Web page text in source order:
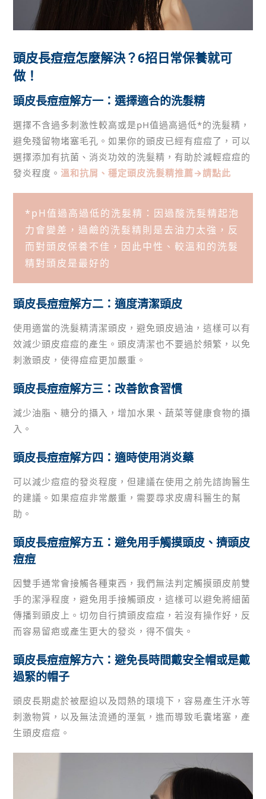
頭皮長痘痘怎麼解決？6招日常保養就可
做！
頭皮長痘痘解方一：選擇適合的洗髮精
選擇不含過多刺激性較高或是pH值過高過低*的洗髮精，
避免殘留物堵塞毛孔。如果你的頭皮已經有痘痘了，可以
選擇添加有抗菌、消炎功效的洗髮精，有助於減輕痘痘的
發炎程度。 溫和抗屑、穩定頭皮洗髮精推薦→請點此
*pH值過高過低的洗髮精：因過酸洗髮精起泡
力會變差，過鹼的洗髮精則是去油力太強，反
而對頭皮保養不佳，因此中性、較溫和的洗髮
精對頭皮是最好的
頭皮長痘痘解方二：適度清潔頭皮
使用適當的洗髮精清潔頭皮，避免頭皮過油，這樣可以有
效減少頭皮痘痘的產生。頭皮清潔也不要過於頻繁，以免
刺激頭皮，使得痘痘更加嚴重。
頭皮長痘痘解方三：改善飲食習慣
減少油脂、糖分的攝入，增加水果、蔬菜等健康食物的攝
入。
頭皮長痘痘解方四：適時使用消炎藥
可以減少痘痘的發炎程度，但建議在使用之前先諮詢醫生
的建議。如果痘痘非常嚴重，需要尋求皮膚科醫生的幫
助。
頭皮長痘痘解方五：避免用手觸摸頭皮、擠頭皮
痘痘
因雙手通常會接觸各種東西，我們無法判定觸摸頭皮前雙
手的潔淨程度，避免用手接觸頭皮，這樣可以避免將細菌
傳播到頭皮上。切勿自行擠頭皮痘痘，若沒有操作好，反
而容易留疤或產生更大的發炎，得不償失。
頭皮長痘痘解方六：避免長時間戴安全帽或是戴
過緊的帽子
頭皮長期處於被壓迫以及悶熱的環境下，容易產生汗水等
刺激物質，以及無法流通的溼氣，進而導致毛囊堵塞，產
生頭皮痘痘。